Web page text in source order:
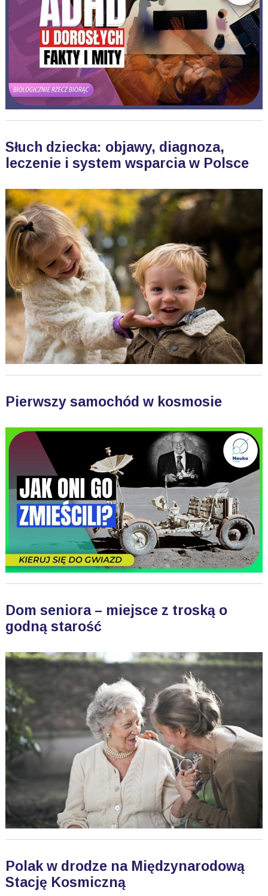
Słuch dziecka: objawy, diagnoza,
leczenie i system wsparcia w Polsce
Pierwszy samochód w kosmosie
Dom seniora – miejsce z troską o
godną starość
Polak w drodze na Międzynarodową
Stację Kosmiczną